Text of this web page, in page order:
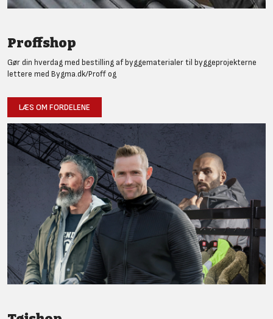
Proffshop
Gør din hverdag med bestilling af byggematerialer til byggeprojekterne
lettere med Bygma.dk/Proff og
LÆS OM FORDELENE